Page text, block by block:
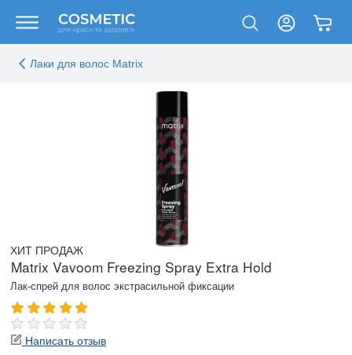
Лаки для волос Matrix
ХИТ ПРОДАЖ
Matrix Vavoom Freezing Spray Extra Hold
Лак-спрей для волос экстрасильной фиксации
Написать отзыв